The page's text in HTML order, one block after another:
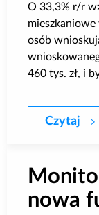
O 33,3% r/r
mieszkaniowe
osób
460 tys. zł, i
Czytaj
nowa